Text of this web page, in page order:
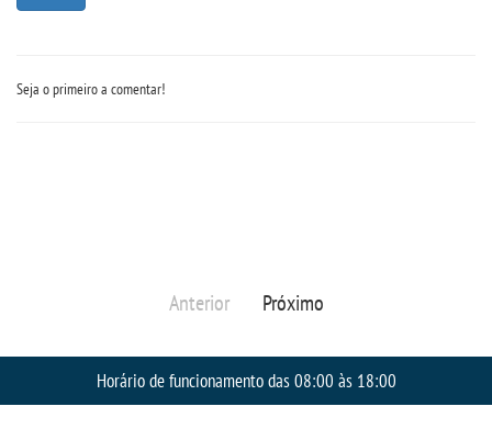
Seja o primeiro a comentar!
Anterior Próximo
Horário de funcionamento das 08:00 às 18:00